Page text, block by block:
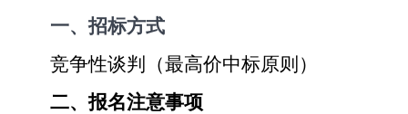
一、招标方式
竞争性谈判（最高价中标原则）
二、报名注意事项